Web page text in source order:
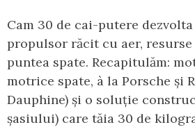
Cam 30 de cai-putere
propulsor răcit cu aer, resurse
puntea spate. Recapitulăm:
motrice spate, à la Porsche și
Dauphine) și o soluție
șasiului) care tăia 30 de